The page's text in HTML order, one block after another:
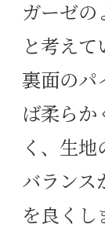
ガーゼの
と考えて
裏面のパ
ば柔らか
く、生
バランス
を良くし